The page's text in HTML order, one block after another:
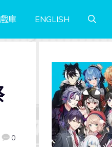
庫 ENGLISH
0